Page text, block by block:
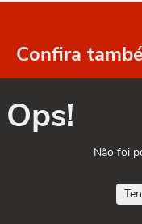
Confira
Ops!
Não foi